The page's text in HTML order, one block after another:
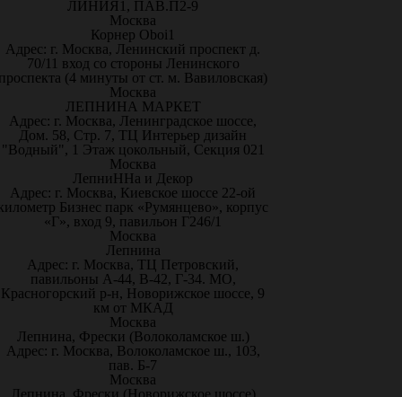
ЛИНИЯ1, ПАВ.П2-9
Москва
Корнер Oboi1
Адрес: г. Москва, Ленинский проспект д.
70/11 вход со стороны Ленинского
(4 минуты от ст. м. Вавиловская)
Москва
ЛЕПНИНА МАРКЕТ
Адрес: г. Москва, Ленинградское шоссе,
Дом. 58, Стр. 7, ТЦ Интерьер дизайн
"Водный", 1 Этаж цокольный, Секция 021
Москва
ЛепниННа и Декор
Адрес: г. Москва, Киевское шоссе 22-ой
Бизнес парк «Румянцево», корпус
«Г», вход 9, павильон Г246/1
Москва
Лепнина
Адрес: г. Москва, ТЦ Петровский,
павильоны А-44, В-42, Г-34. МО,
Красногорский р-н, Новорижское шоссе, 9
км от МКАД
Москва
Лепнина, Фрески (Волоколамское ш.)
Адрес: г. Москва, Волоколамское ш., 103,
пав. Б-7
Москва
Лепнина, Фрески (Новорижское шоссе)